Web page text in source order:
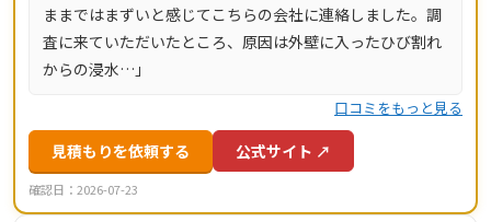
ままではまずいと感じてこちらの会社に連絡しました。調
査に来ていただいたところ、原因は外壁に入ったひび割れ
からの浸水…」
口コミをもっと見る
見積もりを依頼する 公式サイト ↗
確認日：2026-07-23